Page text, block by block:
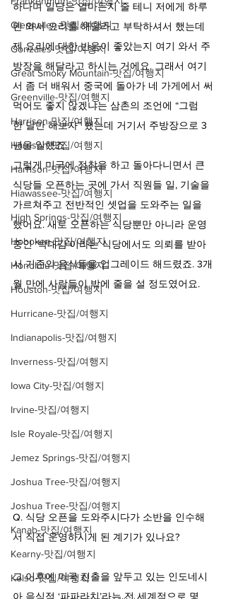
Glennallen-맛집/여행지
Gonzales-맛집/여행지
Great Smoky Mountain-맛집/여행지
Greenville-맛집/여행지
Harrison-맛집/여행지
Harrison-맛집/여행지
Harrison-맛집/여행지
Hiawassee-맛집/여행지
High Springs-맛집/여행지
Hoboken-맛집/여행지
Honolulu-맛집/여행지
Houston-맛집/여행지
Hurricane-맛집/여행지
Indianapolis-맛집/여행지
Inverness-맛집/여행지
Iowa City-맛집/여행지
Irvine-맛집/여행지
Isle Royale-맛집/여행지
Jemez Springs-맛집/여행지
Joshua Tree-맛집/여행지
Joshua Tree-맛집/여행지
Kanab-맛집/여행지
Kearny-맛집/여행지
Kelso-맛집/여행지
하다며 일당은 얼마든지 줄 테니 저에게 하루
만 와서 요리를 해달라고 부탁하셔서 했는데
제 요리에 대한 반응이 좋았는지 여기 와서 주
방장을 해달라고 하시는 거에요. 그래서 여기
서 좀 더 배워서 중국에 돌아가 네 가게에서 써
먹어도 좋지 않겠냐는 삼촌의 조언에 “그럼
한 달만 해보자” 했는데 거기서 주방장으로 3
년을 일했죠.
그렇게 미국에 정착을 하고 돌아다니면서 큰
식당들 오픈하는 곳에 가서 직원들 일, 기술을
가르쳐주고 전반적인 셋업을 도와주는 일을
했어요. 새로 오픈하는 식당뿐만 아니라 운영
중인 ‘박대감’이라는 식당에서도 의뢰를 받아
서 기존의 음식들을 업그레이드 해드렸죠. 3개
월 만에 사람들이 밖에 줄을 설 정도였어요.
Q. 식당 오픈을 도와주시다가 소반을 인수해
서 직접 운영하시게 된 계기가 있나요?
그 이후에 미국 진출을 앞두고 있는 인도네시
아 음식점 ‘파파라치’라는 전 세계적으로 몇